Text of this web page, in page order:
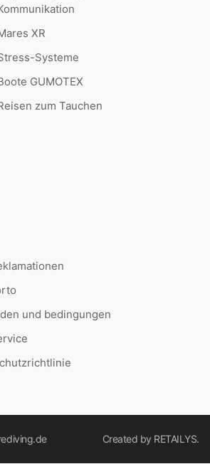
XR
Systeme
GUMOTEX
zum Tauchen
und bedingungen
Created by RETAILYS.